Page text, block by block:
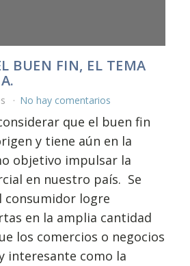
BUEN FIN, EL TEMA
No hay comentarios
que el buen fin
y tiene aún en la
objetivo impulsar la
en nuestro país. Se
consumidor logre
en la amplia cantidad
los comercios o negocios
interesante como la